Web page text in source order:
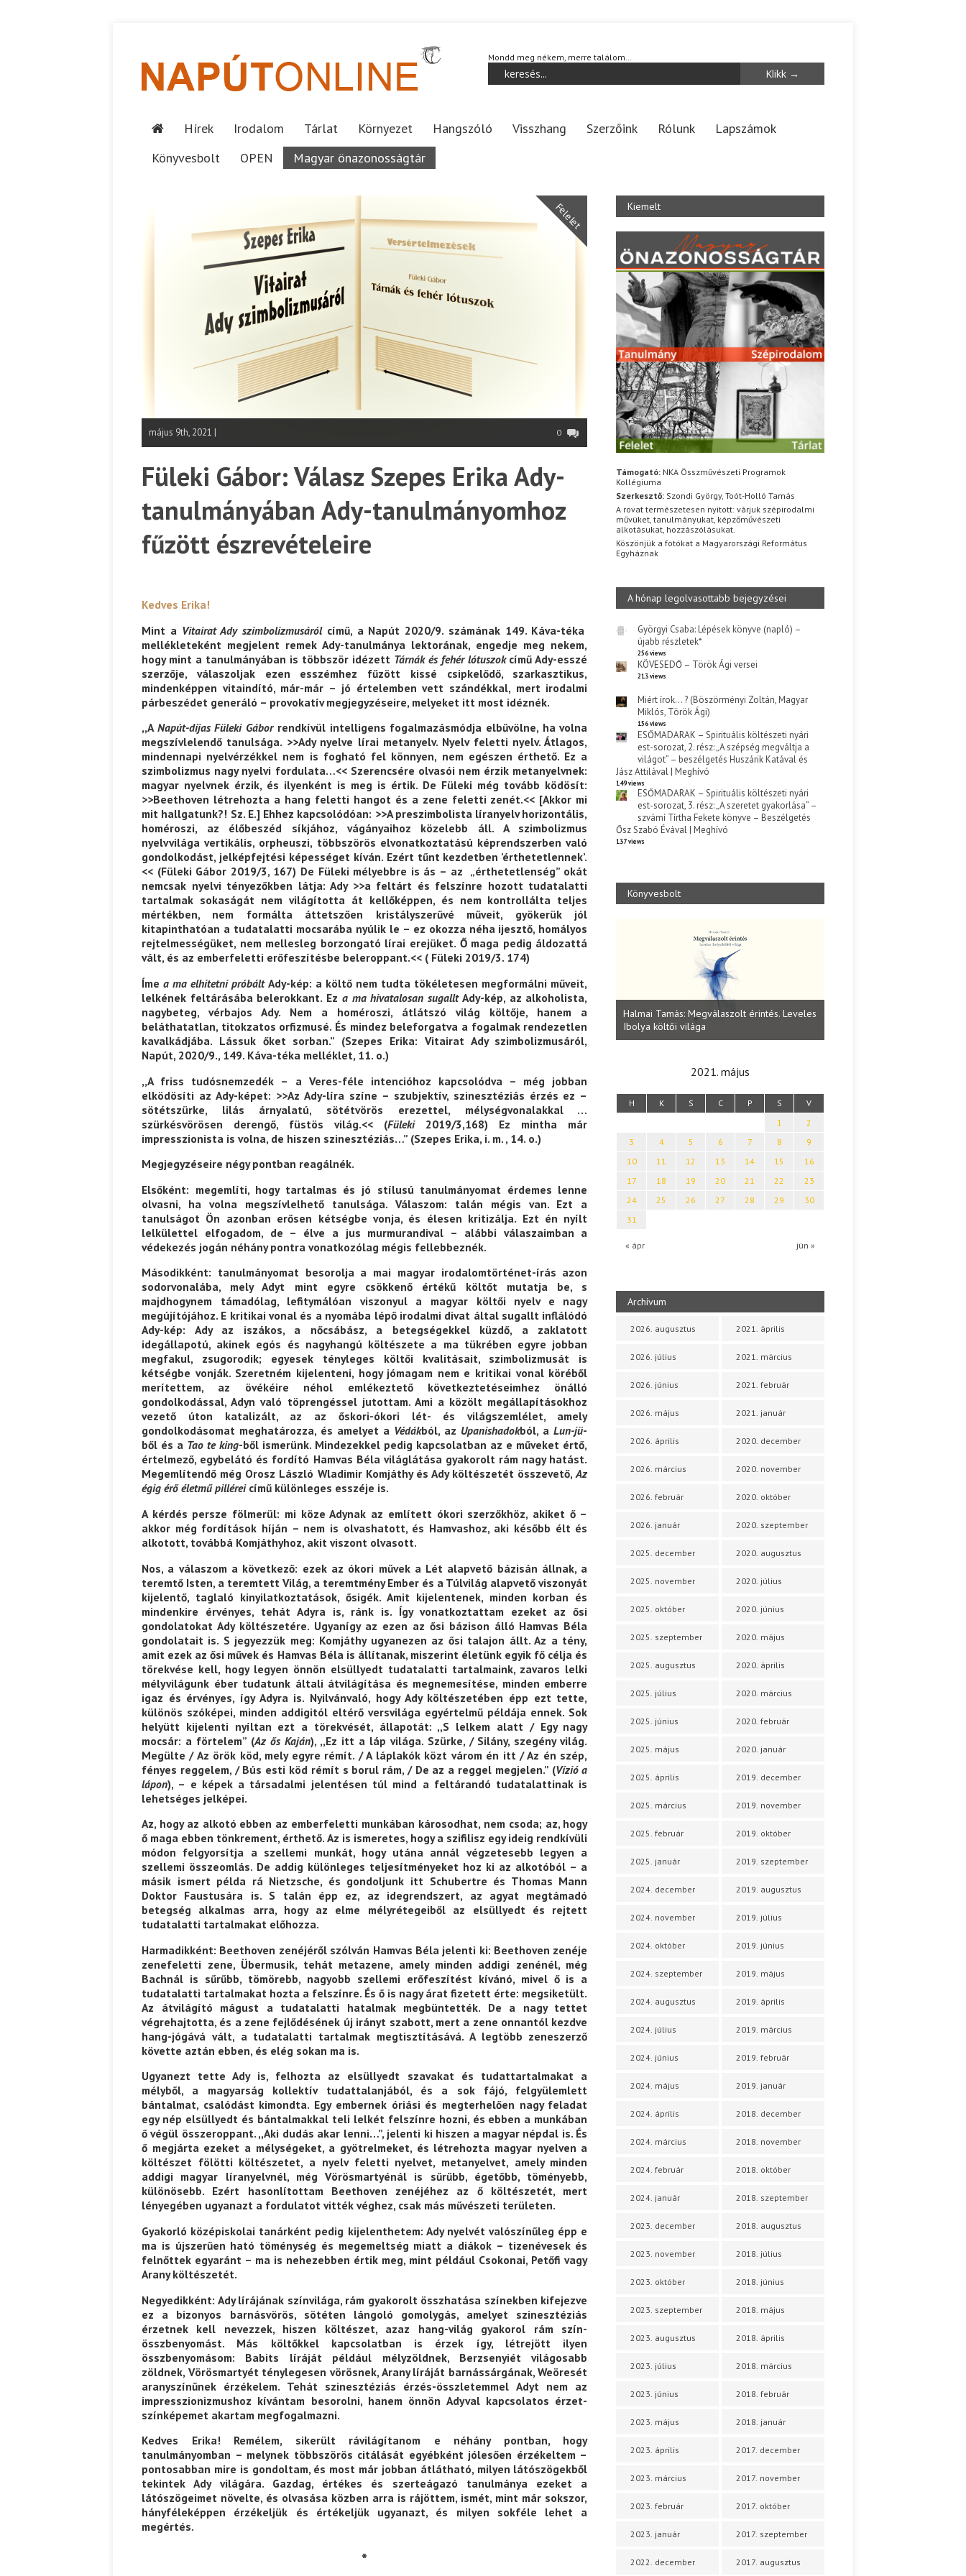
Mondd meg nékem, merre találom…
Hírek Irodalom Tárlat Környezet Hangszóló Visszhang Szerzőink Rólunk
Lapszámok
Könyvesbolt
OPEN Magyar önazonosságtár
Felelet
május 9th, 2021 | 0
Füleki Gábor: Válasz Szepes Erika Ady-
tanulmányában Ady-tanulmányomhoz
fűzött észrevételeire
Kedves Erika!
Mint a Vitairat Ady szimbolizmusárólcímű, a Napút 2020/9. számának 149. Káva-téka
mellékleteként megjelent remek Ady-tanulmánya lektorának, engedje meg nekem,
hogy mint a tanulmányában is többször idézett Tárnák és fehér lótuszokcímű Ady-esszé
szerzője, válaszoljak ezen esszémhez fűzött kissé csipkelődő, szarkasztikus,
mindenképpen vitaindító, már-már – jó értelemben vett szándékkal, mert irodalmi
párbeszédet generáló – provokatív megjegyzéseire, melyeket itt most idéznék.
,,A Napút-díjas Füleki Gáborrendkívül intelligens fogalmazásmódja elbűvölne, ha volna
megszívlelendő tanulsága. >>Ady nyelve lírai metanyelv. Nyelv feletti nyelv. Átlagos,
mindennapi nyelvérzékkel nem is fogható fel könnyen, nem egészen érthető. Ez a
szimbolizmus nagy nyelvi fordulata…<< Szerencsére olvasói nem érzik metanyelvnek:
magyar nyelvnek érzik, és ilyenként is meg is értik. De Füleki még tovább ködösít:
>>Beethoven létrehozta a hang feletti hangot és a zene feletti zenét.<< [Akkor mi
mit hallgatunk?! Sz. E.] Ehhez kapcsolódóan: >>A preszimbolista líranyelv horizontális,
homéroszi, az élőbeszéd síkjához, vágányaihoz közelebb áll. A szimbolizmus
nyelvvilága vertikális, orpheuszi, többszörös elvonatkoztatású képrendszerben való
gondolkodást, jelképfejtési képességet kíván. Ezért tűnt kezdetben ’érthetetlennek’.
<< (Füleki Gábor 2019/3, 167) De Füleki mélyebbre is ás – az „érthetetlenség” okát
nemcsak nyelvi tényezőkben látja: Ady >>a feltárt és felszínre hozott tudatalatti
tartalmak sokaságát nem világította át kellőképpen, és nem kontrollálta teljes
mértékben, nem formálta áttetszően kristályszerűvé műveit, gyökerük jól
kitapinthatóan a tudatalatti mocsarába nyúlik le – ez okozza néha ijesztő, homályos
rejtelmességüket, nem mellesleg borzongató lírai erejüket. Ő maga pedig áldozattá
vált, és az emberfeletti erőfeszítésbe beleroppant.<< ( Füleki 2019/3. 174)
Ímea ma elhitetni próbáltAdy-kép: a költő nem tudta tökéletesen megformálni műveit,
lelkének feltárásába belerokkant. Ez a ma hivatalosan sugalltAdy-kép, az alkoholista,
nagybeteg, vérbajos Ady. Nem a homéroszi, átlátszó világ költője, hanem a
beláthatatlan, titokzatos orfizmusé. És mindez beleforgatva a fogalmak rendezetlen
kavalkádjába. Lássuk őket sorban.” (Szepes Erika: Vitairat Ady szimbolizmusáról,
Napút, 2020/9., 149. Káva-téka melléklet, 11. o.)
,,A friss tudósnemzedék – a Veres-féle intencióhoz kapcsolódva – még jobban
elködösíti az Ady-képet: >>Az Ady-líra színe – szubjektív, szinesztéziás érzés ez –
sötétszürke, lilás árnyalatú, sötétvörös erezettel, mélységvonalakkal …
szürkésvörösen derengő, füstös világ.<< (Füleki 2019/3,168) Ez mintha már
impresszionista is volna, de hiszen szinesztéziás…” (Szepes Erika, i. m. , 14. o.)
Megjegyzéseire négy pontban reagálnék.
Elsőként: megemlíti, hogy tartalmas és jó stílusú tanulmányomat érdemes lenne
olvasni, ha volna megszívlelhető tanulsága. Válaszom: talán mégis van. Ezt a
tanulságot Ön azonban erősen kétségbe vonja, és élesen kritizálja. Ezt én nyílt
lelkülettel elfogadom, de – élve a jus murmurandival – alábbi válaszaimban a
védekezés jogán néhány pontra vonatkozólag mégis fellebbeznék.
Másodikként: tanulmányomat besorolja a mai magyar irodalomtörténet-írás azon
sodorvonalába, mely Adyt mint egyre csökkenő értékű költőt mutatja be, s
majdhogynem támadólag, lefitymálóan viszonyul a magyar költői nyelv e nagy
megújítójához. E kritikai vonal és a nyomába lépő irodalmi divat által sugallt inflálódó
Ady-kép: Ady az iszákos, a nőcsábász, a betegségekkel küzdő, a zaklatott
idegállapotú, akinek egós és nagyhangú költészete a ma tükrében egyre jobban
megfakul, zsugorodik; egyesek tényleges költői kvalitásait, szimbolizmusát is
kétségbe vonják. Szeretném kijelenteni, hogy jómagam nem e kritikai vonal köréből
merítettem, az övékéire néhol emlékeztető következtetéseimhez önálló
gondolkodással, Adyn való töprengéssel jutottam. Ami a közölt megállapításokhoz
vezető úton katalizált, az az őskori-ókori lét- és világszemlélet, amely
gondolkodásomat meghatározza, és amelyet a Védákból, az Upanishadokból, aLun-jü-
ből és a Tao te king-ből ismerünk. Mindezekkel pedig kapcsolatban az e műveket értő,
értelmező, egybelátó és fordító Hamvas Béla világlátása gyakorolt rám nagy hatást.
Megemlítendő még Orosz László Wladimir Komjáthy és Ady költészetét összevető,Az
égig érő életmű pilléreicímű különleges esszéje is.
A kérdés persze fölmerül: mi köze Adynak az említett ókori szerzőkhöz, akiket ő –
akkor még fordítások híján – nem is olvashatott, és Hamvashoz, aki később élt és
alkotott, továbbá Komjáthyhoz, akit viszont olvasott.
Nos, a válaszom a következő: ezek az ókori művek a Lét alapvető bázisán állnak, a
teremtő Isten, a teremtett Világ, a teremtmény Ember és a Túlvilág alapvető viszonyát
kijelentő, taglaló kinyilatkoztatások, ősigék. Amit kijelentenek, minden korban és
mindenkire érvényes, tehát Adyra is, ránk is. Így vonatkoztattam ezeket az ősi
gondolatokat Ady költészetére. Ugyanígy az ezen az ősi bázison álló Hamvas Béla
gondolatait is. S jegyezzük meg: Komjáthy ugyanezen az ősi talajon állt. Az a tény,
amit ezek az ősi művek és Hamvas Béla is állítanak, miszerint életünk egyik fő célja és
törekvése kell, hogy legyen önnön elsüllyedt tudatalatti tartalmaink, zavaros lelki
mélyvilágunk éber tudatunk általi átvilágítása és megnemesítése, minden emberre
igaz és érvényes, így Adyra is. Nyilvánvaló, hogy Ady költészetében épp ezt tette,
különös szóképei, minden addigitól eltérő versvilága egyértelmű példája ennek. Sok
helyütt kijelenti nyíltan ezt a törekvését, állapotát: ,,S lelkem alatt / Egy nagy
mocsár: a förtelem” (Az ős Kaján), ,,Ez itt a láp világa. Szürke, / Silány, szegény világ.
Megülte / Az örök köd, mely egyre rémít. / A láplakók közt várom én itt / Az én szép,
fényes reggelem, / Bús esti köd rémít s borul rám, / De az a reggel megjelen.” (Vízió a
lápon), – e képek a társadalmi jelentésen túl mind a feltárandó tudatalattinak is
lehetséges jelképei.
Az, hogy az alkotó ebben az emberfeletti munkában károsodhat, nem csoda; az, hogy
ő maga ebben tönkrement, érthető. Az is ismeretes, hogy a szifilisz egy ideig rendkívüli
módon felgyorsítja a szellemi munkát, hogy utána annál végzetesebb legyen a
szellemi összeomlás. De addig különleges teljesítményeket hoz ki az alkotóból – a
másik ismert példa rá Nietzsche, és gondoljunk itt Schubertre és Thomas Mann
Doktor Faustusára is. S talán épp ez, az idegrendszert, az agyat megtámadó
betegség alkalmas arra, hogy az elme mélyrétegeiből az elsüllyedt és rejtett
tudatalatti tartalmakat előhozza.
Harmadikként: Beethoven zenéjéről szólván Hamvas Béla jelenti ki: Beethoven zenéje
zenefeletti zene, Übermusik, tehát metazene, amely minden addigi zenénél, még
Bachnál is sűrűbb, tömörebb, nagyobb szellemi erőfeszítést kívánó, mivel ő is a
tudatalatti tartalmakat hozta a felszínre. És ő is nagy árat fizetett érte: megsiketült.
Az átvilágító mágust a tudatalatti hatalmak megbüntették. De a nagy tettet
végrehajtotta, és a zene fejlődésének új irányt szabott, mert a zene onnantól kezdve
hang-jógává vált, a tudatalatti tartalmak megtisztításává. A legtöbb zeneszerző
követte aztán ebben, és elég sokan ma is.
Ugyanezt tette Ady is, felhozta az elsüllyedt szavakat és tudattartalmakat a
mélyből, a magyarság kollektív tudattalanjából, és a sok fájó, felgyülemlett
bántalmat, csalódást kimondta. Egy embernek óriási és megterhelően nagy feladat
egy nép elsüllyedt és bántalmakkal teli lelkét felszínre hozni, és ebben a munkában
ő végül összeroppant. ,,Aki dudás akar lenni…”, jelenti ki hiszen a magyar népdal is. És
ő megjárta ezeket a mélységeket, a gyötrelmeket, és létrehozta magyar nyelven a
költészet fölötti költészetet, a nyelv feletti nyelvet, metanyelvet, amely minden
addigi magyar líranyelvnél, még Vörösmartyénál is sűrűbb, égetőbb, töményebb,
különösebb. Ezért hasonlítottam Beethoven zenéjéhez az ő költészetét, mert
lényegében ugyanazt a fordulatot vitték véghez, csak más művészeti területen.
Gyakorló középiskolai tanárként pedig kijelenthetem: Ady nyelvét valószínűleg épp e
ma is újszerűen ható töménység és megemeltség miatt a diákok – tizenévesek és
felnőttek egyaránt – ma is nehezebben értik meg, mint például Csokonai, Petőfi vagy
Arany költészetét.
Negyedikként: Ady lírájának színvilága, rám gyakorolt összhatása színekben kifejezve
ez a bizonyos barnásvörös, sötéten lángoló gomolygás, amelyet szinesztéziás
érzetnek kell nevezzek, hiszen költészet, azaz hang-világ gyakorol rám szín-
összbenyomást. Más költőkkel kapcsolatban is érzek így, létrejött ilyen
összbenyomásom: Babits líráját például mélyzöldnek, Berzsenyiét világosabb
zöldnek, Vörösmartyét ténylegesen vörösnek, Arany líráját barnássárgának, Weöresét
aranyszínűnek érzékelem. Tehát szinesztéziás érzés-összletemmel Adyt nem az
impresszionizmushoz kívántam besorolni, hanem önnön Adyval kapcsolatos érzet-
színképemet akartam megfogalmazni.
Kedves Erika! Remélem, sikerült rávilágítanom e néhány pontban, hogy
tanulmányomban – melynek többszörös citálását egyébként jólesően érzékeltem –
pontosabban mire is gondoltam, és most már jobban átlátható, milyen látószögekből
tekintek Ady világára. Gazdag, értékes és szerteágazó tanulmánya ezeket a
látószögeimet növelte, és olvasása közben arra is rájöttem, ismét, mint már sokszor,
hányféleképpen érzékeljük és értékeljük ugyanazt, és milyen sokféle lehet a
megértés.
*
Kiemelt
Támogató: NKA Összművészeti Programok
Kollégiuma
Szerkesztő: Szondi György, Toót-Holló Tamás
A rovat természetesen nyitott: várjuk szépirodalmi
művüket, tanulmányukat, képzőművészeti
alkotásukat, hozzászólásukat.
Köszönjük a fotókat a Magyarországi Református
Egyháznak
A hónap legolvasottabb bejegyzései
Györgyi Csaba: Lépések könyve (napló) –
újabb részletek*
256 views
KÖVESEDŐ – Török Ági versei
213 views
Miért írok… ? (Böszörményi Zoltán, Magyar
Miklós, Török Ági)
156 views
ESŐMADARAK – Spirituális költészeti nyári
est-sorozat, 2. rész: „A szépség megváltja a
világot” – beszélgetés Huszárik Katával és
Jász Attilával | Meghívó
149 views
ESŐMADARAK – Spirituális költészeti nyári
est-sorozat, 3. rész: „A szeretet gyakorlása” –
szvámí Tírtha Fekete könyve – Beszélgetés
Ősz Szabó Évával | Meghívó
137 views
Könyvesbolt
Káplán Géza: Erotikai kalauz
Parvathy Baul: A NAGY LELKEK DALAI.
Bevezetés a bául ösvénybe (Fordította:
Rideg Zsófia)
Halmai Tamás: Megválaszolt érintés. Leveles
Ibolya költői világa
Lakatos Fleisz Katalin: Vasárnap
2021. május
H K S C P S V
« ápr jún »
1
2
3
4 5 6 7 8
9
10
11 12 13 14 15
16
17
18 19 20 21 22
23
24
25 26 27 28 29
30
31
Archívum
2026. augusztus
2026. július
2026. június
2026. május
2026. április
2026. március
2026. február
2026. január
2025. december
2025. november
2025. október
2025. szeptember
2025. augusztus
2025. július
2025. június
2025. május
2025. április
2025. március
2025. február
2025. január
2024. december
2024. november
2024. október
2024. szeptember
2024. augusztus
2024. július
2024. június
2024. május
2024. április
2024. március
2024. február
2024. január
2023. december
2023. november
2023. október
2023. szeptember
2023. augusztus
2023. július
2023. június
2023. május
2023. április
2023. március
2023. február
2023. január
2022. december
2021. április
2021. március
2021. február
2021. január
2020. december
2020. november
2020. október
2020. szeptember
2020. augusztus
2020. július
2020. június
2020. május
2020. április
2020. március
2020. február
2020. január
2019. december
2019. november
2019. október
2019. szeptember
2019. augusztus
2019. július
2019. június
2019. május
2019. április
2019. március
2019. február
2019. január
2018. december
2018. november
2018. október
2018. szeptember
2018. augusztus
2018. július
2018. június
2018. május
2018. április
2018. március
2018. február
2018. január
2017. december
2017. november
2017. október
2017. szeptember
2017. augusztus